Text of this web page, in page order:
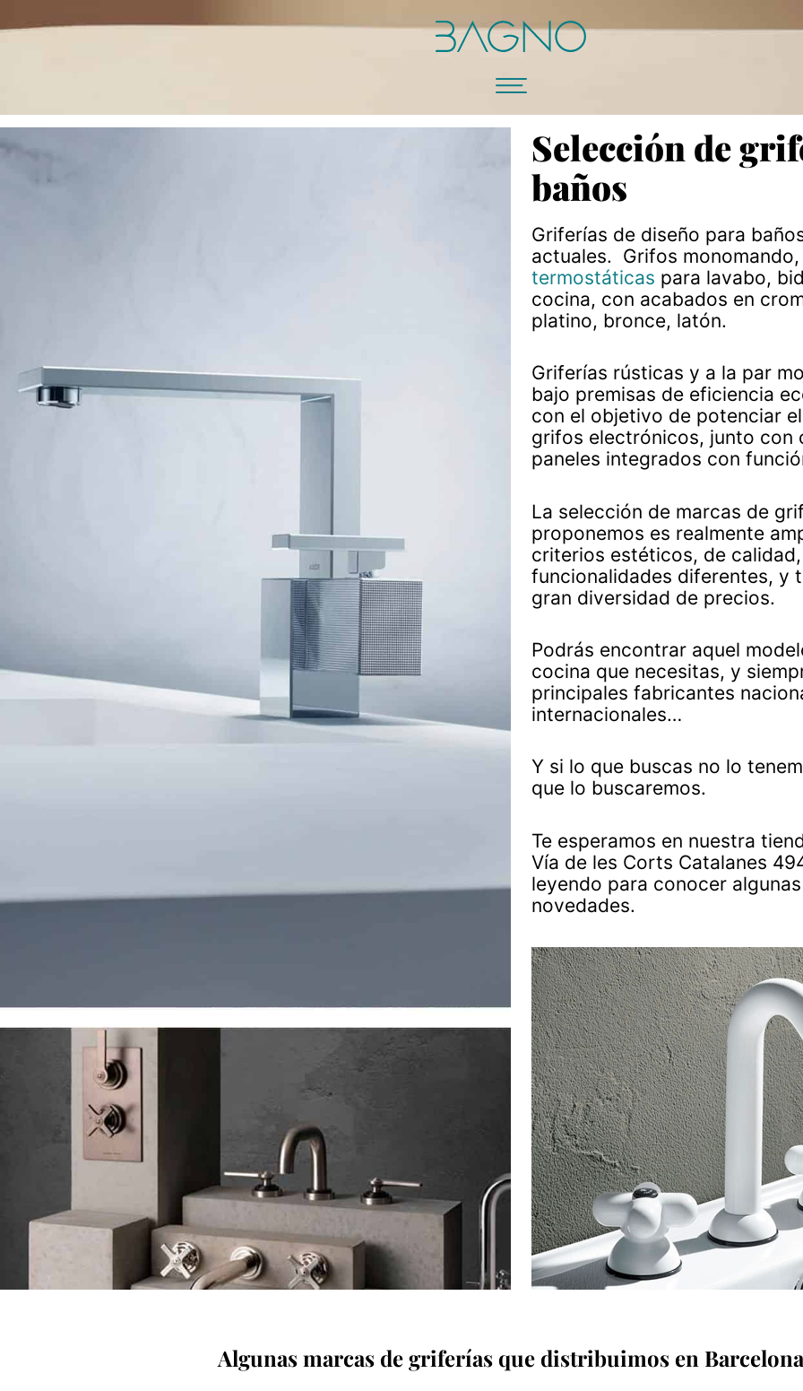
Selección de
baños
Griferías de diseño para
actuales. Grifos
termostáticas para lavabo,
cocina, con acabados en
platino, bronce, latón.
Griferías rústicas y a la par
bajo premisas de eficiencia
con el objetivo de potenciar
grifos electrónicos, junto con
paneles integrados con
La selección de marcas de
proponemos es realmente
criterios estéticos, de
funcionalidades diferentes, y
gran diversidad de precios.
Podrás encontrar aquel
cocina que necesitas, y
principales fabricantes
internacionales…
Y si lo que buscas no lo
que lo buscaremos.
Te esperamos en nuestra
Vía de les Corts Catalanes
leyendo para conocer
novedades.
Algunas marcas de griferías que distribuimos en Barcelona